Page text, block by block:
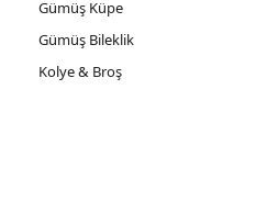
Gümüş Küpe
Gümüş Bileklik
Kolye & Broş